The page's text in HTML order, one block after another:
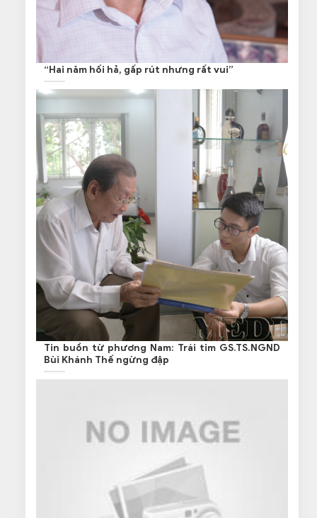
“Hai năm hối hả, gấp rút nhưng rất vui”
Tin buồn từ phương Nam: Trái tim GS.TS.NGND
Bùi Khánh Thế ngừng đập